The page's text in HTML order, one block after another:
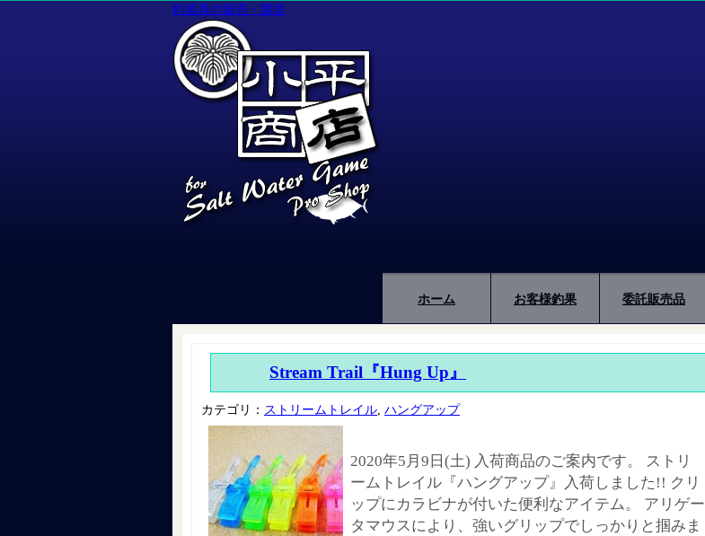
釣道具の販売・製造
ホーム お客様釣果 委託販売品
Stream Trail『Hung Up』
カテゴリ： ストリームトレイル ハングアップ
2020年5月9日(土) 入荷商品のご案内です。 ストリ
ームトレイル『ハングアップ』入荷しました!! クリ
ップにカラビナが付いた便利なアイテム。 アリゲー
タマウスにより、強いグリップでしっかりと掴みま